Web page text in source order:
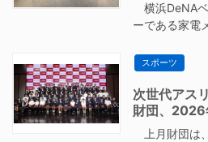
横浜DeNA
ーである家電
スポーツ
次世代アス
財団、
上月財団は